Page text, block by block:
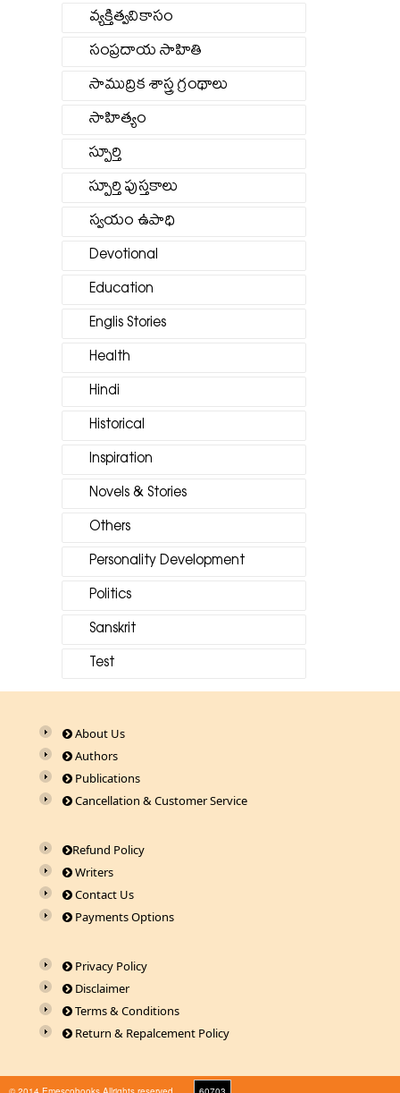
వ్యక్తిత్వవికాసం
సంప్రదాయ సాహితి
సాముద్రిక శాస్త్ర గ్రంథాలు
సాహిత్యం
స్పూర్తి
స్పూర్తి పుస్తకాలు
స్వయం ఉపాధి
Devotional
Education
Englis Stories
Health
Hindi
Historical
Inspiration
Novels & Stories
Others
Personality Development
Politics
Sanskrit
Test
About Us
Authors
Publications
Cancellation & Customer Service
Refund Policy
Writers
Contact Us
Payments Options
Privacy Policy
Disclaimer
Terms & Conditions
Return & Repalcement Policy